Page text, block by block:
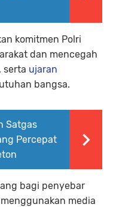
komitmen Polri
dan mencegah
, serta ujaran
bangsa.
Satgas
Percepat
bagi penyebar
media